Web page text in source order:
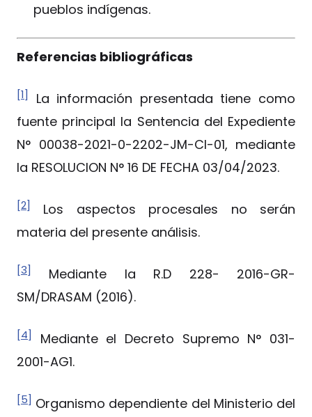
pueblos indígenas.
Referencias bibliográficas
[1]
La información presentada tiene como
fuente principal la Sentencia del Expediente
N° 00038-2021-0-2202-JM-CI-01, mediante
la RESOLUCION N° 16 DE FECHA 03/04/2023.
[2]
Los aspectos procesales no serán
materia del presente análisis.
[3]
Mediante la R.D 228- 2016-GR-
SM/DRASAM (2016).
[4]
Mediante el Decreto Supremo N° 031-
2001-AG1.
[5] Organismo dependiente del Ministerio del